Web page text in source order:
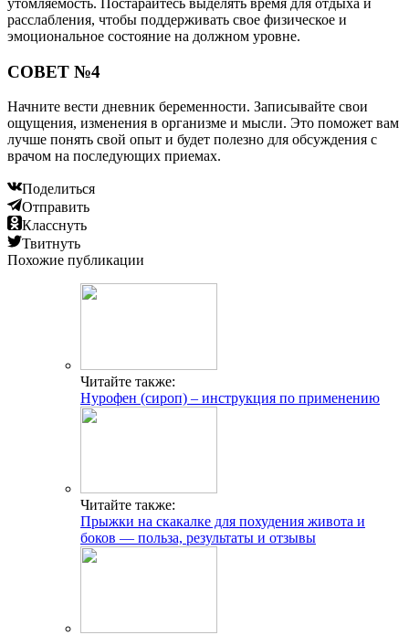
утомляемость. Постарайтесь выделять время для отдыха и
расслабления, чтобы поддерживать свое физическое и
эмоциональное состояние на должном уровне.
СОВЕТ №4
Начните вести дневник беременности. Записывайте свои
ощущения, изменения в организме и мысли. Это поможет вам
лучше понять свой опыт и будет полезно для обсуждения с
врачом на последующих приемах.
Поделиться
Отправить
Класснуть
Твитнуть
Похожие публикации
Читайте также:
Нурофен (сироп) – инструкция по применению
Читайте также:
Прыжки на скакалке для похудения живота и
боков — польза, результаты и отзывы